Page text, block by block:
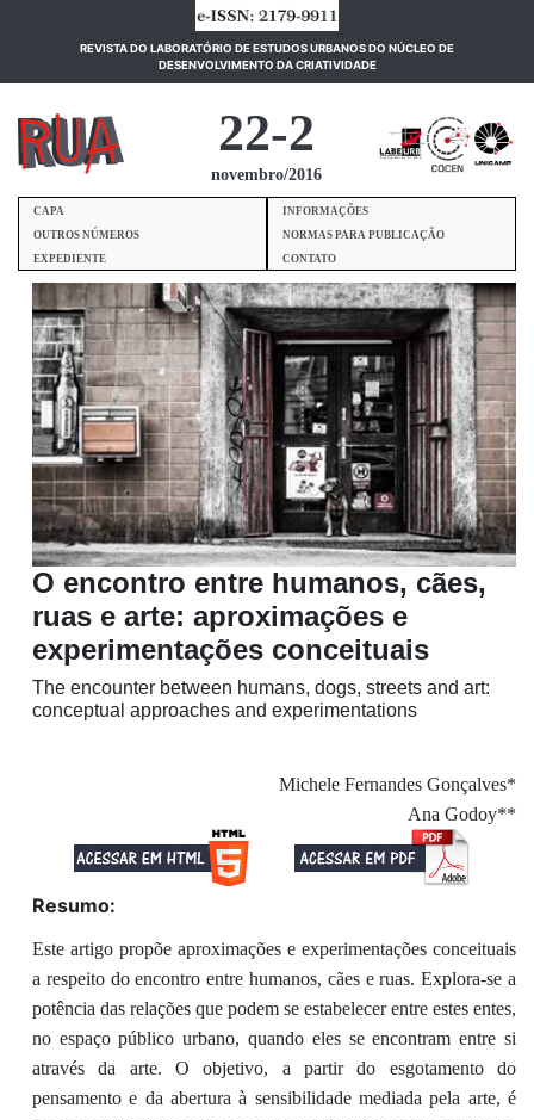
REVISTA DO LABORATÓRIO DE ESTUDOS URBANOS DO NÚCLEO DE
DESENVOLVIMENTO DA CRIATIVIDADE(current)
22-2
novembro/2016
CAPA
INFORMAÇÕES
OUTROS NÚMEROS
NORMAS PARA PUBLICAÇÃO
EXPEDIENTE
CONTATO
O encontro entre humanos, cães,
ruas e arte: aproximações e
experimentações conceituais
The encounter between humans, dogs, streets and art:
conceptual approaches and experimentations
Michele Fernandes Gonçalves*
Ana Godoy**
Resumo:
Este artigo propõe aproximações e experimentações conceituais
a respeito do encontro entre humanos, cães e ruas. Explora-se a
potência das relações que podem se estabelecer entre estes entes,
no espaço público urbano, quando eles se encontram entre si
através da arte. O objetivo, a partir do esgotamento do
pensamento e da abertura à sensibilidade mediada pela arte, é